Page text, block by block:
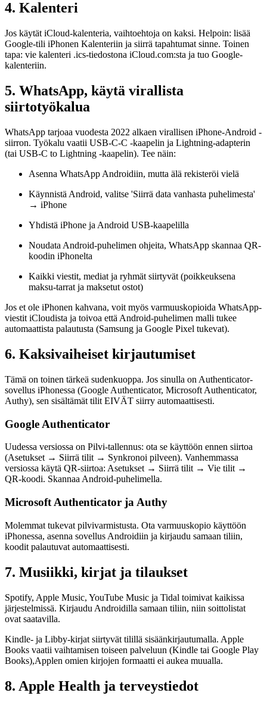
4. Kalenteri
Jos käytät iCloud-kalenteria, vaihtoehtoja on kaksi. Helpoin: lisää
Google-tili iPhonen Kalenteriin ja siirrä tapahtumat sinne. Toinen
tapa: vie kalenteri .ics-tiedostona iCloud.com:sta ja tuo Google-
kalenteriin.
5. WhatsApp, käytä virallista
siirtotyökalua
WhatsApp tarjoaa vuodesta 2022 alkaen virallisen iPhone-Android -
siirron. Työkalu vaatii USB-C-C -kaapelin ja Lightning-adapterin
(tai USB-C to Lightning -kaapelin). Tee näin:
Asenna WhatsApp Androidiin, mutta älä rekisteröi vielä
Käynnistä Android, valitse 'Siirrä data vanhasta puhelimesta'
→ iPhone
Yhdistä iPhone ja Android USB-kaapelilla
Noudata Android-puhelimen ohjeita, WhatsApp skannaa QR-
koodin iPhonelta
Kaikki viestit, mediat ja ryhmät siirtyvät (poikkeuksena
maksu-tarrat ja maksetut ostot)
Jos et ole iPhonen kahvana, voit myös varmuuskopioida WhatsApp-
viestit iCloudista ja toivoa että Android-puhelimen malli tukee
automaattista palautusta (Samsung ja Google Pixel tukevat).
6. Kaksivaiheiset kirjautumiset
Tämä on toinen tärkeä sudenkuoppa. Jos sinulla on Authenticator-
sovellus iPhonessa (Google Authenticator, Microsoft Authenticator,
Authy), sen sisältämät tilit EIVÄT siirry automaattisesti.
Google Authenticator
Uudessa versiossa on Pilvi-tallennus: ota se käyttöön ennen siirtoa
(Asetukset → Siirrä tilit → Synkronoi pilveen). Vanhemmassa
versiossa käytä QR-siirtoa: Asetukset → Siirrä tilit → Vie tilit →
QR-koodi. Skannaa Android-puhelimella.
Microsoft Authenticator ja Authy
Molemmat tukevat pilvivarmistusta. Ota varmuuskopio käyttöön
iPhonessa, asenna sovellus Androidiin ja kirjaudu samaan tiliin,
koodit palautuvat automaattisesti.
7. Musiikki, kirjat ja tilaukset
Spotify, Apple Music, YouTube Music ja Tidal toimivat kaikissa
järjestelmissä. Kirjaudu Androidilla samaan tiliin, niin soittolistat
ovat saatavilla.
Kindle- ja Libby-kirjat siirtyvät tilillä sisäänkirjautumalla. Apple
Books vaatii vaihtamisen toiseen palveluun (Kindle tai Google Play
Books),Applen omien kirjojen formaatti ei aukea muualla.
8. Apple Health ja terveystiedot